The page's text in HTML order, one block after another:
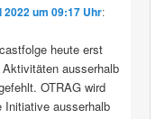
2022 um 09:17 Uhr:
heute erst
ausserhalb
OTRAG wird
ausserhalb